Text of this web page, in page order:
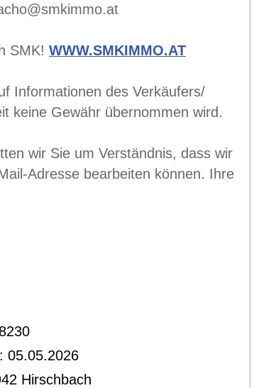
SMK! WWW.SMKIMMO.AT
Informationen des Verkäufers/
keine Gewähr übernommen wird.
wir Sie um Verständnis, dass wir
Adresse bearbeiten können. Ihre
05.05.2026
Hirschbach